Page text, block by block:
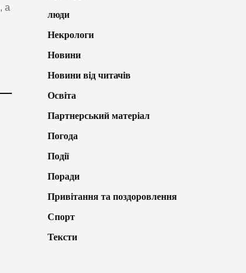
а
люди
Некрологи
Новини
Новини від читачів
Освіта
Партнерський матеріал
Погода
Події
Поради
Привітання та поздоровлення
Спорт
Тексти